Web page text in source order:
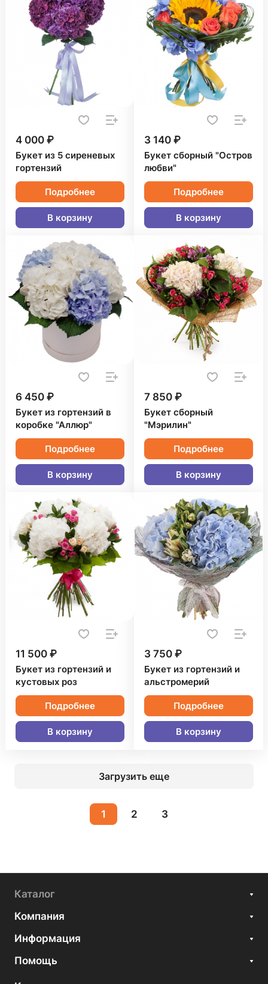
4 000 ₽
Букет из 5 сиреневых
гортензий
Подробнее
В корзину
3 140 ₽
Букет сборный "Остров
любви"
Подробнее
В корзину
6 450 ₽
Букет из гортензий в
коробке "Аллюр"
Подробнее
В корзину
7 850 ₽
Букет сборный
"Мэрилин"
Подробнее
В корзину
11 500 ₽
Букет из гортензий и
кустовых роз
Подробнее
В корзину
3 750 ₽
Букет из гортензий и
альстромерий
Подробнее
В корзину
Загрузить еще
1 2 3
Каталог
Компания
Информация
Помощь